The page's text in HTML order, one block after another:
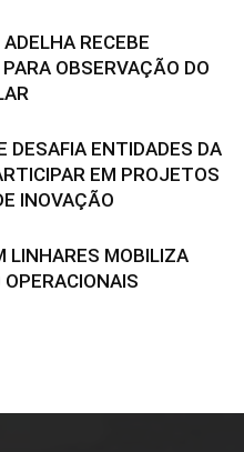
RECEBE
OBSERVAÇÃO DO
DESAFIA ENTIDADES DA
EM PROJETOS
INOVAÇÃO
LINHARES MOBILIZA